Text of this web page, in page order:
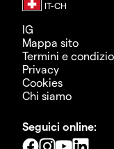
IG
Mappa sito
Termini e
Privacy
Cookies
Chi siamo
Seguici online: